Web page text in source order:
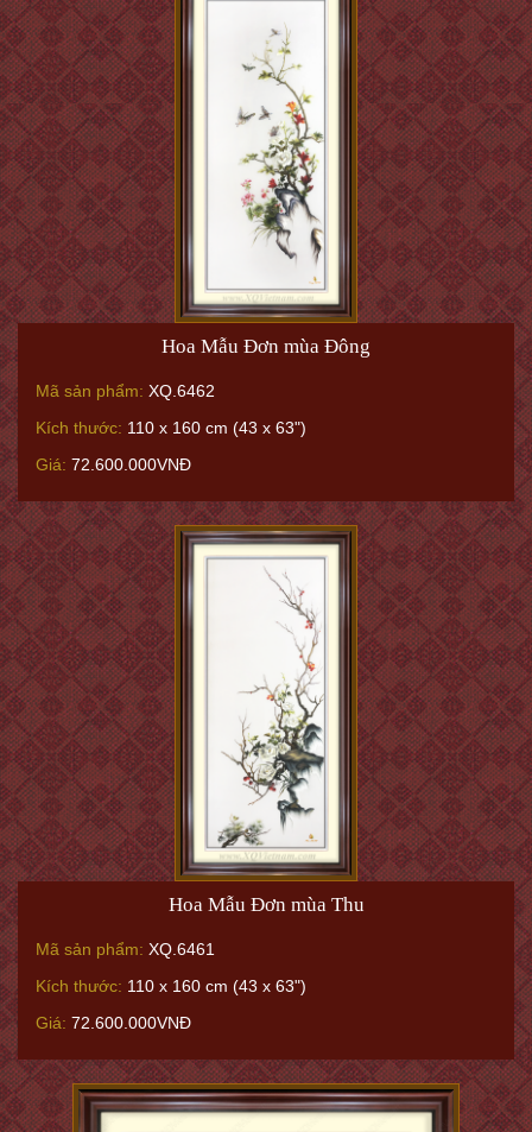
Hoa Mẫu Đơn mùa Đông
Mã sản phẩm: XQ.6462
Kích thước: 110 x 160 cm (43 x 63")
Giá: 72.600.000VNĐ
Hoa Mẫu Đơn mùa Thu
Mã sản phẩm: XQ.6461
Kích thước: 110 x 160 cm (43 x 63")
Giá: 72.600.000VNĐ